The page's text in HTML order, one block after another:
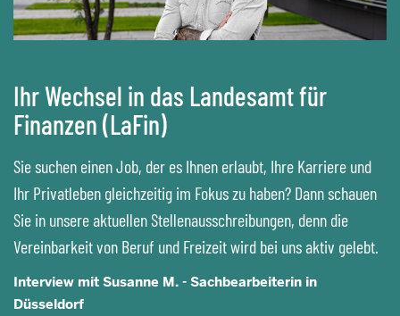
Ihr Wechsel in das Landesamt für
Finanzen (LaFin)
Sie suchen einen Job, der es Ihnen erlaubt, Ihre Karriere und
Ihr Privatleben gleichzeitig im Fokus zu haben? Dann schauen
Sie in unsere aktuellen Stellenausschreibungen, denn die
Vereinbarkeit von Beruf und Freizeit wird bei uns aktiv gelebt.
Interview mit Susanne M. - Sachbearbeiterin in
Düsseldorf